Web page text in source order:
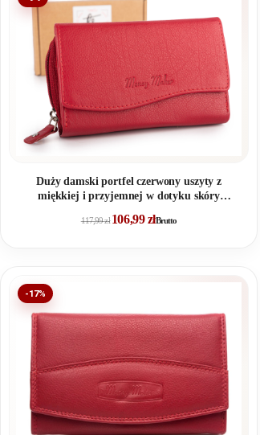
Duży damski portfel czerwony uszyty z
miękkiej i przyjemnej w dotyku skóry
117,99zł 106,99złBrutto
-17%